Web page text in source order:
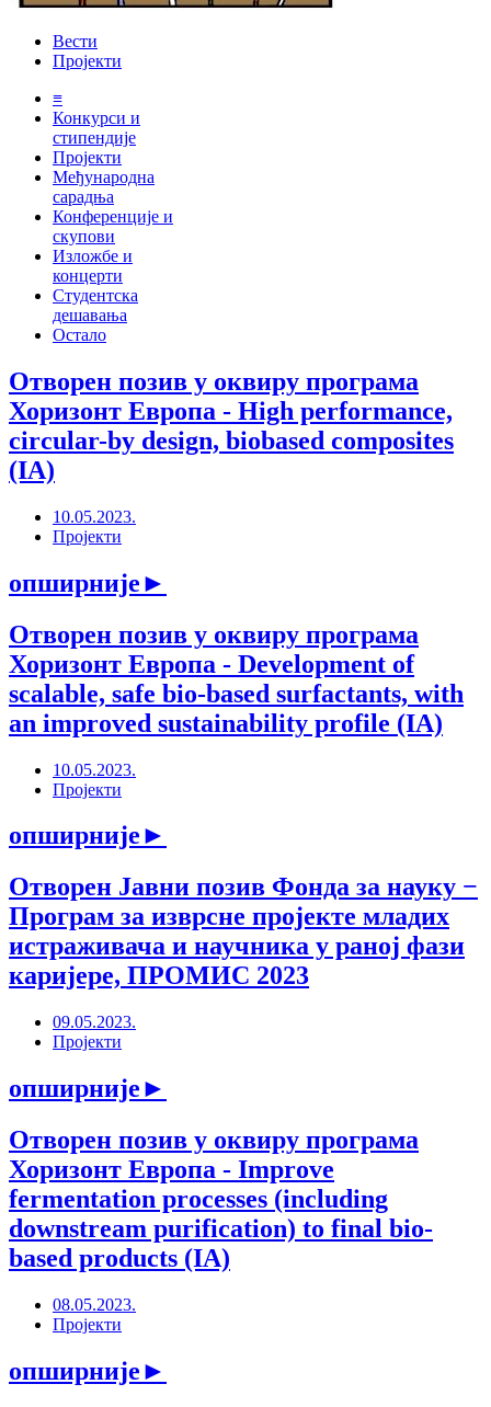
Вести
Пројекти
≡
Конкурси и
стипендије
Пројекти
Међународна
сарадња
Конференције и
скупови
Изложбе и
концерти
Студентска
дешавања
Остало
Отворен позив у оквиру програма
Хоризонт Европа - High performance,
circular-by design, biobased composites
(IA)
10.05.2023.
Пројекти
опширније►
Отворен позив у оквиру програма
Хоризонт Европа - Development of
scalable, safe bio-based surfactants, with
an improved sustainability profile (IA)
10.05.2023.
Пројекти
опширније►
Отворен Јавни позив Фонда за науку −
Програм за изврсне пројекте младих
истраживача и научника у раној фази
каријере, ПРОМИС 2023
09.05.2023.
Пројекти
опширније►
Отворен позив у оквиру програма
Хоризонт Европа - Improve
fermentation processes (including
downstream purification) to final bio-
based products (IA)
08.05.2023.
Пројекти
опширније►